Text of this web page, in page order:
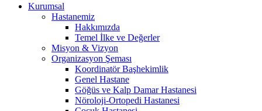
Kurumsal
Hastanemiz
Hakkımızda
Temel İlke ve Değerler
Misyon & Vizyon
Organizasyon Şeması
Koordinatör Başhekimlik
Genel Hastane
Göğüs ve Kalp Damar Hastanesi
Nöroloji-Ortopedi Hastanesi